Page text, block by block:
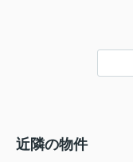
近隣の物件